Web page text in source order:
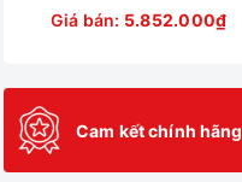
Giá bán: 5.852.000₫
Cam kết chính hãng